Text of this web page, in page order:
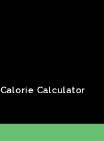
Calorie Calculator